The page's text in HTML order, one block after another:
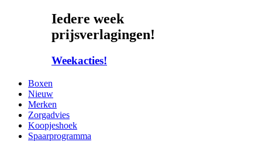
Iedere week
prijsverlagingen!
Weekacties!
Boxen
Nieuw
Merken
Zorgadvies
Koopjeshoek
Spaarprogramma